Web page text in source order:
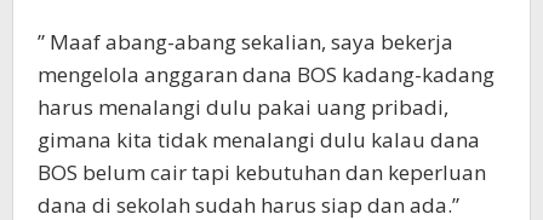
” Maaf abang-abang sekalian, saya bekerja
mengelola anggaran dana BOS kadang-kadang
harus menalangi dulu pakai uang pribadi,
gimana kita tidak menalangi dulu kalau dana
BOS belum cair tapi kebutuhan dan keperluan
dana di sekolah sudah harus siap dan ada.”